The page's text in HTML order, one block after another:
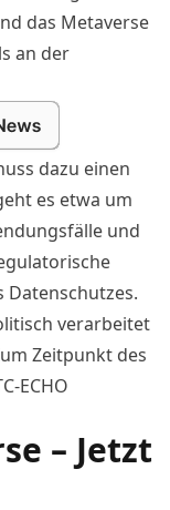
das Metaverse
an der
dazu einen
es etwa um
und
Datenschutzes.
verarbeitet
Zeitpunkt des
ECHO
– Jetzt